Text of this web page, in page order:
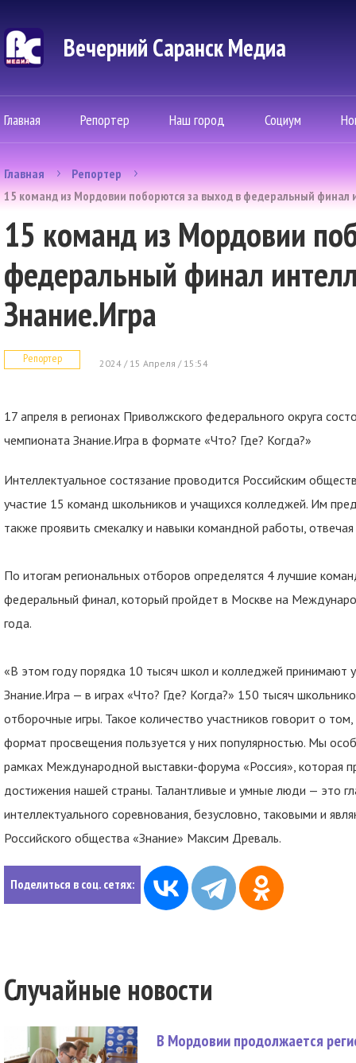
Вечерний Саранск Mедиа
Главная Репортер Наш город Социум
Главная
Репортер
15 команд из Мордовии поборются за выход в федеральный финал
15 команд из Мордовии
федеральный финал
Знание.Игра
Репортер 2024 / 15 Апреля / 15:54
17 апреля в регионах Приволжского федерального округа
чемпионата Знание.Игра в формате «Что? Где? Когда?»
Интеллектуальное состязание проводится Российским
участие 15 команд школьников и учащихся колледжей. Им
также проявить смекалку и навыки командной работы,
По итогам региональных отборов определятся 4 лучшие
федеральный финал, который пройдет в Москве на
года.
«В этом году порядка 10 тысяч школ и колледжей принимают
Знание.Игра — в играх «Что? Где? Когда?» 150 тысяч
отборочные игры. Такое количество участников говорит о
формат просвещения пользуется у них популярностью. Мы
рамках Международной выставки-форума «Россия», которая
достижения нашей страны. Талантливые и умные люди — это
интеллектуального соревнования, безусловно, таковыми и
Российского общества «Знание» Максим Древаль.
Поделиться в соц. сетях:
Случайные новости
В Мордовии продолжается